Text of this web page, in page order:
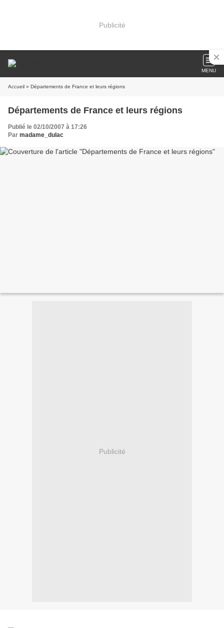
Publicité
MENU
Accueil » Départements de France et leurs régions
Départements de France et leurs régions
Publié le 02/10/2007 à 17:26
Par madame_dulac
Publicité